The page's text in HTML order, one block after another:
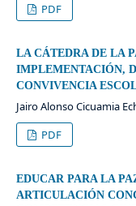
PDF
LA CÁTEDRA DE LA
IMPLEMENTACIÓN,
CONVIVENCIA
Jairo Alonso Cicuamia
PDF
EDUCAR PARA LA
ARTICULACIÓN